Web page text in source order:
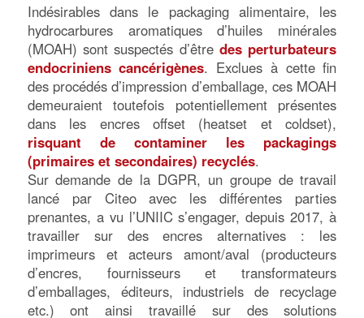
Indésirables dans le packaging alimentaire, les
hydrocarbures aromatiques d’huiles minérales
(MOAH) sont suspectés d’êtredes perturbateurs
endocriniens cancérigènes. Exclues à cette fin
des procédés d’impression d’emballage, ces MOAH
demeuraient toutefois potentiellement présentes
dans les encres offset (heatset et coldset),
risquant de contaminer les packagings
(primaires et secondaires) recyclés.
Sur demande de la DGPR, un groupe de travail
lancé par Citeo avec les différentes parties
prenantes, a vu l’UNIIC s’engager, depuis 2017, à
travailler sur des encres alternatives : les
imprimeurs et acteurs amont/aval (producteurs
d’encres, fournisseurs et transformateurs
d’emballages, éditeurs, industriels de recyclage
etc.) ont ainsi travaillé sur des solutions